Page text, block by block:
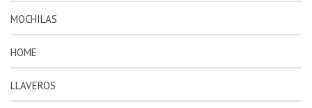
MOCHILAS
HOME
LLAVEROS